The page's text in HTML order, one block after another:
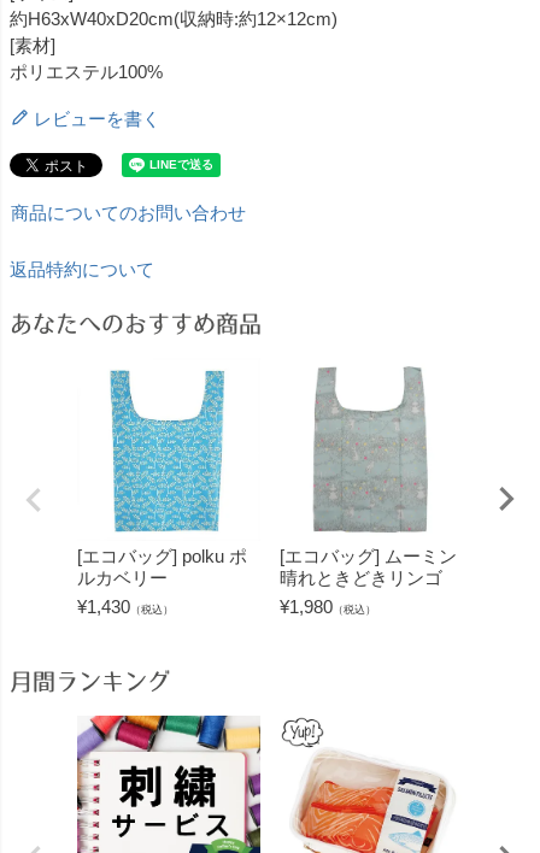
約H63xW40xD20cm(収納時:約12×12cm)
[素材]
ポリエステル100%
レビューを書く
商品についてのお問い合わせ
返品特約について
あなたへのおすすめ商品
[エコバッグ] polku ポ
ルカベリー
¥1,430 （税込）
[エコバッグ] ムーミン
晴れときどきリンゴ
¥1,980 （税込）
月間ランキング